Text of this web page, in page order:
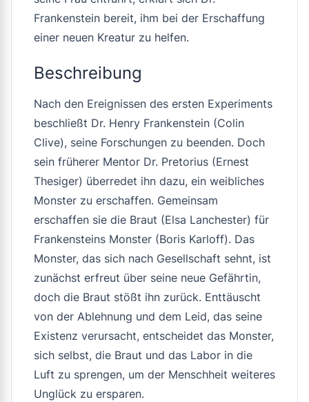
Frankenstein bereit, ihm bei der Erschaffung
einer neuen Kreatur zu helfen.
Beschreibung
Nach den Ereignissen des ersten Experiments
beschließt Dr. Henry Frankenstein (Colin
Clive), seine Forschungen zu beenden. Doch
sein früherer Mentor Dr. Pretorius (Ernest
Thesiger) überredet ihn dazu, ein weibliches
Monster zu erschaffen. Gemeinsam
erschaffen sie die Braut (Elsa Lanchester) für
Frankensteins Monster (Boris Karloff). Das
Monster, das sich nach Gesellschaft sehnt, ist
zunächst erfreut über seine neue Gefährtin,
doch die Braut stößt ihn zurück. Enttäuscht
von der Ablehnung und dem Leid, das seine
Existenz verursacht, entscheidet das Monster,
sich selbst, die Braut und das Labor in die
Luft zu sprengen, um der Menschheit weiteres
Unglück zu ersparen.